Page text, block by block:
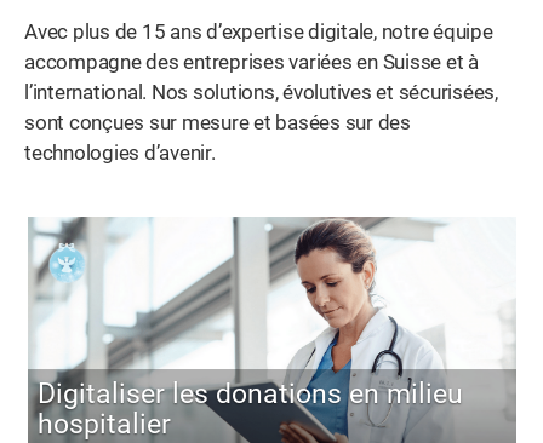
Avec plus de 15 ans d’expertise digitale, notre équipe
accompagne des entreprises variées en Suisse et à
l’international. Nos solutions, évolutives et sécurisées,
sont conçues sur mesure et basées sur des
technologies d’avenir.
Digitaliser les donations en milieu
hospitalier